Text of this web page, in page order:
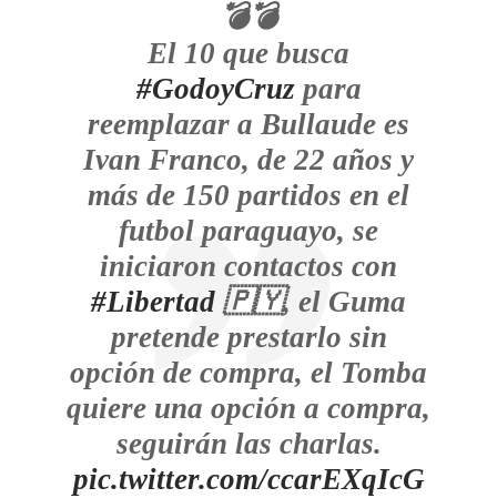
💣💣
El 10 que busca
#GodoyCruzpara
reemplazar a Bullaude es
Ivan Franco, de 22 años y
más de 150 partidos en el
futbol paraguayo, se
iniciaron contactos con
#Libertad 🇵🇾, el Guma
pretende prestarlo sin
opción de compra, el Tomba
quiere una opción a compra,
seguirán las charlas.
pic.twitter.com/ccarEXqIcG